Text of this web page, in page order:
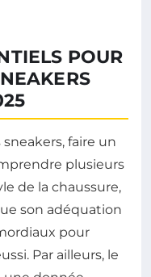
POUR
faire un
plusieurs
de la chaussure,
son adéquation
pour
Par ailleurs, le